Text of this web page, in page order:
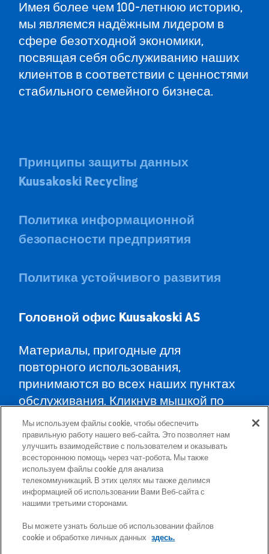
Имея более чем 100-летнюю историю,
мы являемся надёжным лидером в
сфере безотходной экономики,
посвящая себя обслуживанию наших
клиентов в соответствии с ценностями
стабильного семейного бизнеса.
Принципы защиты данных
Kuusakoski Recycling
Политика информационной
безопасности предприятия
Политика устойчивого развития
Головной офис Kuusakoski AS
Материалы, пригодные для
повторного использования,
принимаются во всех наших пунктах
обслуживания. Кликнув мышкой по
карте, Вы найдёте пункты
обслуживания во всех уездах и
указания, как туда доехать.
Почтовый адрес: Betooni 12, 13816 Tallinn
(Эстония)
Бесплатный короткий номер 13660
Мы используем файлы cookie, чтобы обеспечить
правильную работу нашего веб-сайта. Это позволяет нам
улучшить взаимодействие с пользователем и оказывать
всестороннюю помощь через чат-робота. Мы также
используем файлы cookie для анализа
телекоммуникаций. В этих целях мы также делимся
информацией об использовании Вами Веб-сайта с
нашими третьими сторонами.
Вы можете узнать больше об использовании файлов
cookie и обработке личных данных
здесь.